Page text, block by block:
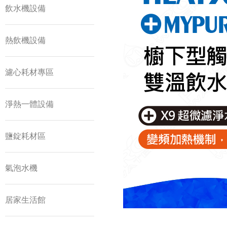
飲水機設備
熱飲機設備
濾心耗材專區
淨熱一體設備
鹽錠耗材區
氣泡水機
居家生活館